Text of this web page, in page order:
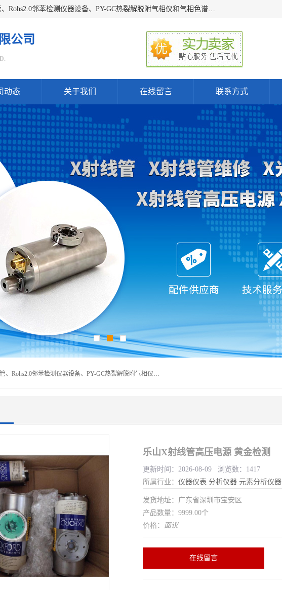
深圳曼瑞特科技有限公司是一家专业从事X光管维修X射线管、Rohs2.0邻苯检测仪器设备、PY-GC热裂解脱附气相仪和气相色谱光谱仪器、天瑞仪器探测器、高压电源等产品的维修出租的企业。本公司以客户至上为宗旨，以专注、专一、专业的精神为您提供安全、经济的技术服务。
公司
动态 关于我们 在线留言 联系方式
深圳曼瑞特科技有限公司是一家专业从事X光管维修X射线管、Rohs2.0邻苯检测仪器设备、PY-GC热裂解脱附气相仪和气相色谱光谱仪器、天瑞仪器探测器、高压电源等产品的维修出租的企业。本公司以客户至上为宗旨，以专注、专一、专业的精神为您提供安全、经济的技术服务。
乐山X射线管高压电源 黄金检测
更新时间：2026-08-09 浏览数：1417
所属行业： 仪器仪表 分析仪器 元素分析仪器
发货地址：广东省深圳市宝安区
产品数量：9999.00个
价格： 面议
在线留言